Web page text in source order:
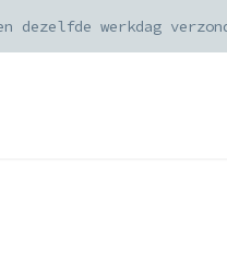
dezelfde werkdag